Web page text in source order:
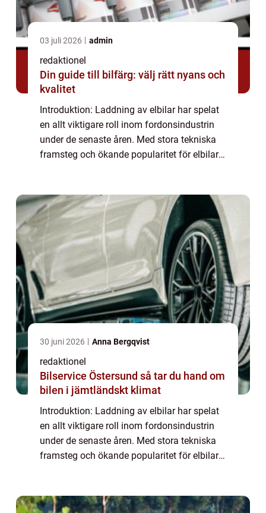
03 juli 2026 admin
redaktionel
Din guide till bilfärg: välj rätt nyans och
kvalitet
Introduktion: Laddning av elbilar har spelat
en allt viktigare roll inom fordonsindustrin
under de senaste åren. Med stora tekniska
framsteg och ökande popularitet för elbilar
30 juni 2026 Anna Bergqvist
redaktionel
Bilservice Östersund så tar du hand om
bilen i jämtländskt klimat
Introduktion: Laddning av elbilar har spelat
en allt viktigare roll inom fordonsindustrin
under de senaste åren. Med stora tekniska
framsteg och ökande popularitet för elbilar